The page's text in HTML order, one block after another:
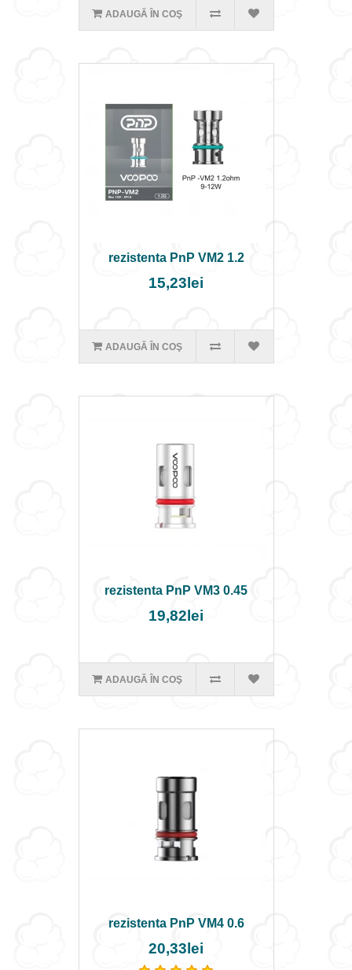
ADAUGĂ ÎN COŞ
rezistenta PnP VM2 1.2
15,23lei
ADAUGĂ ÎN COŞ
rezistenta PnP VM3 0.45
19,82lei
ADAUGĂ ÎN COŞ
rezistenta PnP VM4 0.6
20,33lei